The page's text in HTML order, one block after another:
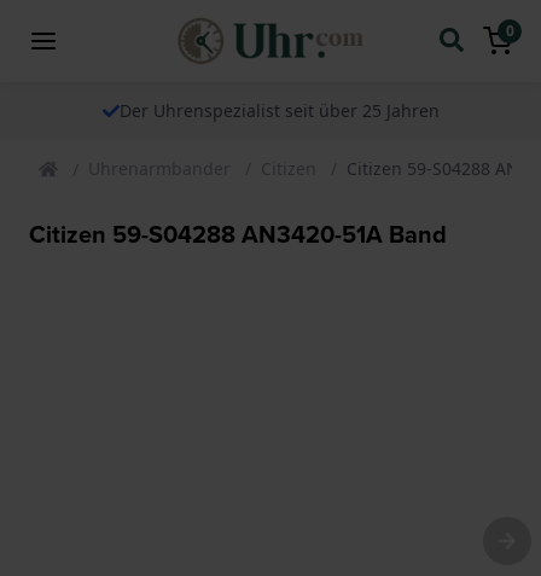
0
Der Uhrenspezialist seit über 25 Jahren
Uhrenarmbander Citizen Citizen 59-S04288
Citizen 59-S04288 AN3420-51A Band